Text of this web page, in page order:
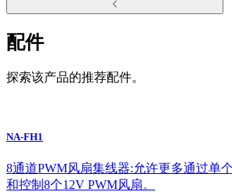
配件
探索该产品的推荐配件。
NA-FH1
8通道PWM风扇集线器:允许更多通过单
和控制8个12V PWM风扇。